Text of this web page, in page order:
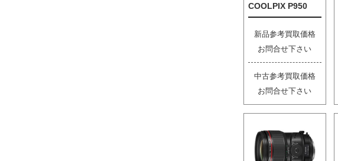
COOLPIX P950
新品参考買取価格
お問合せ下さい
中古参考買取価格
お問合せ下さい